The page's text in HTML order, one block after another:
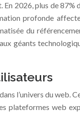
2026, plus de
profonde
du
géants
l’univers du web.
plateformes web